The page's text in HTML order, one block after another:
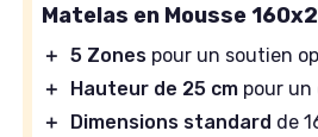
Matelas en Mousse
＋ 5 Zones pour un soutien
＋
Hauteur de 25 cm pour
＋
Dimensions standard de